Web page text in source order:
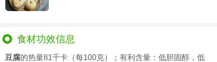
食材功效信息
豆腐的热量81千卡（每100克）；有利含量：低胆固醇，低